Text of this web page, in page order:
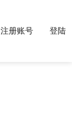
注册账号 登陆